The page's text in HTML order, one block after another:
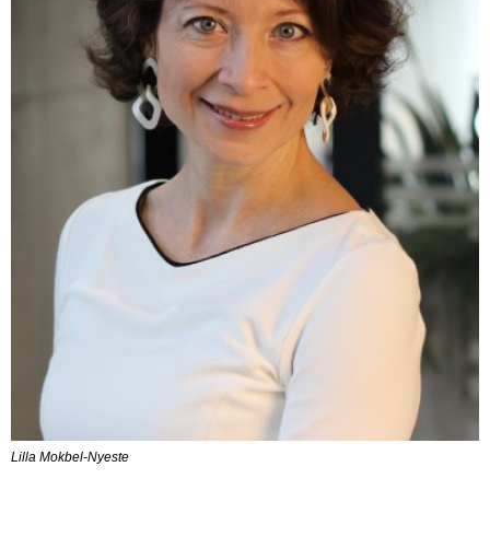
Lilla Mokbel-Nyeste